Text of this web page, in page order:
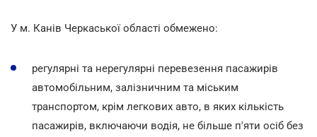
У м. Канів Черкаської області обмежено:
регулярні та нерегулярні перевезення пасажирів
автомобільним, залізничним та міським
транспортом, крім легкових авто, в яких кількість
пасажирів, включаючи водія, не більше п'яти осіб без